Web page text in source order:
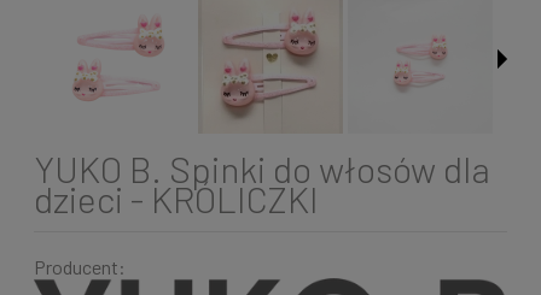
YUKO B. Spinki do włosów dla
dzieci - KRÓLICZKI
Producent: